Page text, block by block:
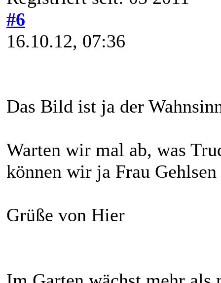
#6
16.10.12, 07:36
Das Bild ist ja der
Warten wir mal ab, was
können wir ja Frau
Grüße von Hier